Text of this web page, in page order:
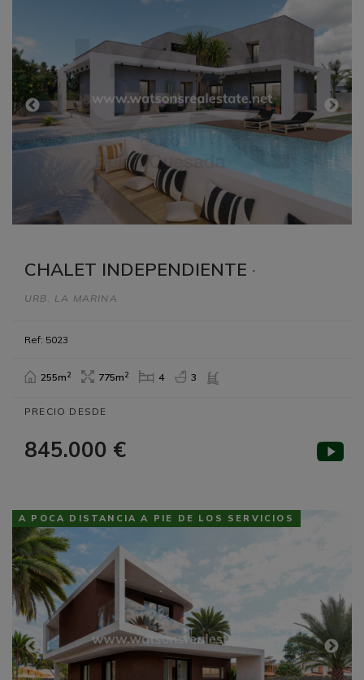
CHALET INDEPENDIENTE ·
URB. LA MARINA
Ref: 5023
255m2 775m2 4 3
PRECIO DESDE
845.000 €
A POCA DISTANCIA A PIE DE LOS SERVICIOS